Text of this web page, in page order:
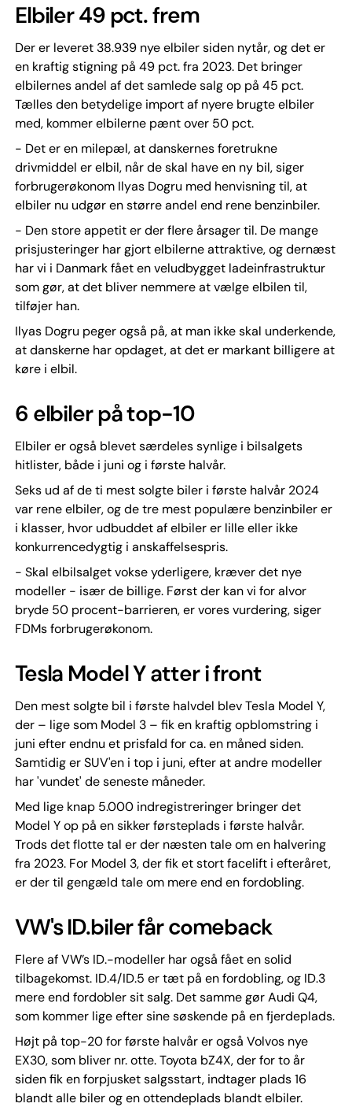
Elbiler 49 pct. frem
Der er leveret 38.939 nye elbiler siden nytår, og det er
en kraftig stigning på 49 pct. fra 2023. Det bringer
elbilernes andel af det samlede salg op på 45 pct.
Tælles den betydelige import af nyere brugte elbiler
med, kommer elbilerne pænt over 50 pct.
- Det er en milepæl, at danskernes foretrukne
drivmiddel er elbil, når de skal have en ny bil, siger
forbrugerøkonom Ilyas Dogru med henvisning til, at
elbiler nu udgør en større andel end rene benzinbiler.
- Den store appetit er der flere årsager til. De mange
prisjusteringer har gjort elbilerne attraktive, og dernæst
har vi i Danmark fået en veludbygget ladeinfrastruktur
som gør, at det bliver nemmere at vælge elbilen til,
tilføjer han.
Ilyas Dogru peger også på, at man ikke skal underkende,
at danskerne har opdaget, at det er markant billigere at
køre i elbil.
6 elbiler på top-10
Elbiler er også blevet særdeles synlige i bilsalgets
hitlister, både i juni og i første halvår.
Seks ud af de ti mest solgte biler i første halvår 2024
var rene elbiler, og de tre mest populære benzinbiler er
i klasser, hvor udbuddet af elbiler er lille eller ikke
konkurrencedygtig i anskaffelsespris.
- Skal elbilsalget vokse yderligere, kræver det nye
modeller - især de billige. Først der kan vi for alvor
bryde 50 procent-barrieren, er vores vurdering, siger
FDMs forbrugerøkonom.
Tesla Model Y atter i front
Den mest solgte bil i første halvdel blev Tesla Model Y,
der – lige som Model 3 – fik en kraftig opblomstring i
juni efter endnu et prisfald for ca. en måned siden.
Samtidig er SUV'en i top i juni, efter at andre modeller
har 'vundet' de seneste måneder.
Med lige knap 5.000 indregistreringer bringer det
Model Y op på en sikker førsteplads i første halvår.
Trods det flotte tal er der næsten tale om en halvering
fra 2023. For Model 3, der fik et stort facelift i efteråret,
er der til gengæld tale om mere end en fordobling.
VW's ID.biler får comeback
Flere af VW’s ID.-modeller har også fået en solid
tilbagekomst. ID.4/ID.5 er tæt på en fordobling, og ID.3
mere end fordobler sit salg. Det samme gør Audi Q4,
som kommer lige efter sine søskende på en fjerdeplads.
Højt på top-20 for første halvår er også Volvos nye
EX30, som bliver nr. otte. Toyota bZ4X, der for to år
siden fik en forpjusket salgsstart, indtager plads 16
blandt alle biler og en ottendeplads blandt elbiler.